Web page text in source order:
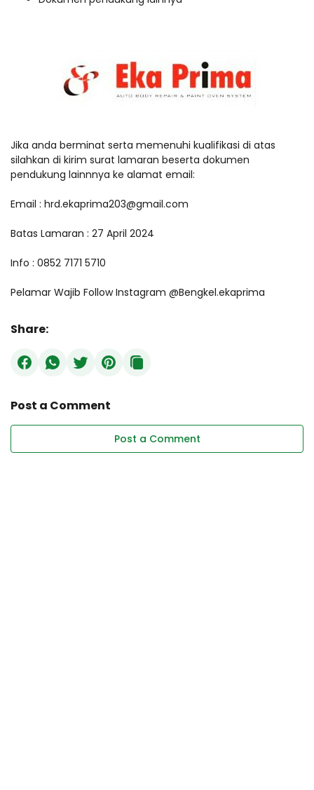
Jika anda berminat serta memenuhi kualifikasi di atas
silahkan di kirim surat lamaran beserta dokumen
pendukung lainnnya ke alamat email:
Email : hrd.ekaprima203@gmail.com
Batas Lamaran : 27 April 2024
Info : 0852 7171 5710
Pelamar Wajib Follow Instagram @Bengkel.ekaprima
Share:
Post a Comment
Post a Comment